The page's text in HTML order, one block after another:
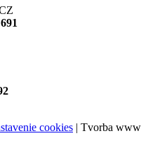
cookies | Tvorba www